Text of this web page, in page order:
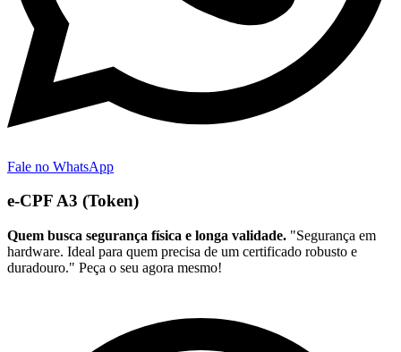
Fale no WhatsApp
e-CPF A3 (Token)
Quem busca segurança física e longa validade. "Segurança em
hardware. Ideal para quem precisa de um certificado robusto e
duradouro." Peça o seu agora mesmo!